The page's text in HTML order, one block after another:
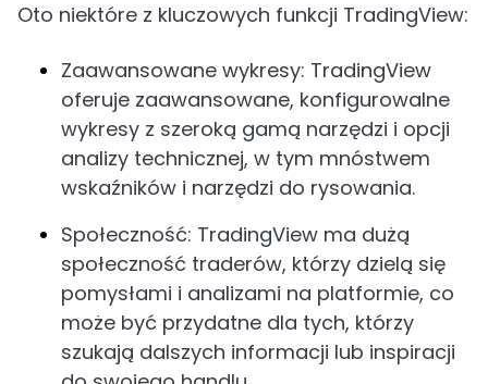
Oto niektóre z kluczowych funkcji TradingView:
Zaawansowane wykresy: TradingView
oferuje zaawansowane, konfigurowalne
wykresy z szeroką gamą narzędzi i opcji
analizy technicznej, w tym mnóstwem
wskaźników i narzędzi do rysowania.
Społeczność: TradingView ma dużą
społeczność traderów, którzy dzielą się
pomysłami i analizami na platformie, co
może być przydatne dla tych, którzy
szukają dalszych informacji lub inspiracji